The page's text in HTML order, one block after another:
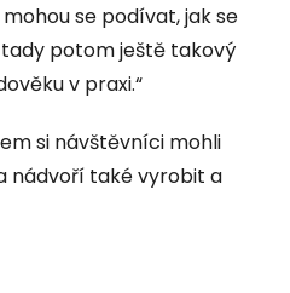
se podívat, jak se
potom ještě takový
v praxi.“
si návštěvníci mohli
nádvoří také vyrobit a